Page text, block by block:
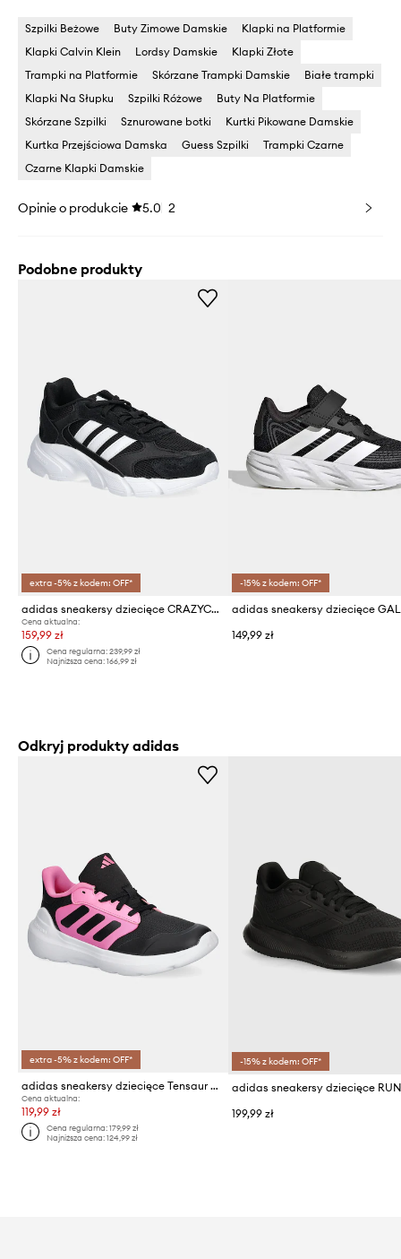
Szpilki Beżowe Buty Zimowe Damskie
Klapki na Platformie
Klapki Calvin Klein
Lordsy Damskie
Klapki Złote
Trampki na Platformie
Skórzane Trampki Damskie
Białe trampki
Klapki Na Słupku
Szpilki Różowe
Buty Na Platformie
Skórzane Szpilki
Sznurowane botki
Kurtki Pikowane Damskie
Kurtka Przejściowa Damska
Guess Szpilki
Trampki Czarne
Czarne Klapki Damskie
Opinie o produkcie 5.0 2
Podobne produkty
extra -5% z kodem: OFF*
adidas sneakersy dziecięce CRAZYCHAOS 2000
Cena aktualna:
159,99 zł
Cena regularna:239,99 zł
Najniższa cena:166,99 zł
-15% z kodem: OFF*
149,99 zł
Odkryj produkty adidas
extra -5% z kodem: OFF*
adidas sneakersy dziecięce Tensaur Run 3.0
Cena aktualna:
119,99 zł
Cena regularna:179,99 zł
Najniższa cena:124,99 zł
-15% z kodem: OFF*
199,99 zł